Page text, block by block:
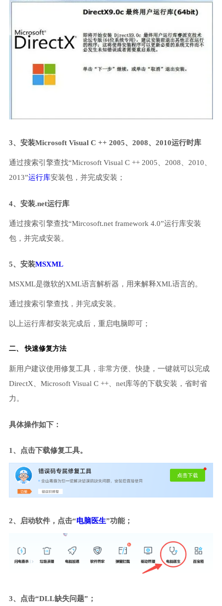
3、安装Microsoft Visual C ++ 2005、2008、2010运行时库
通过搜索引擎查找“Microsoft Visual C ++ 2005、2008、2010、
2013”运行库安装包，并完成安装；
4、安装.net运行库
通过搜索引擎查找“Mircosoft.net framework 4.0”运行库安装
包，并完成安装。
5、安装MSXML
MSXML是微软的XML语言解析器，用来解释XML语言的。
通过搜索引擎查找，并完成安装。
以上运行库都安装完成后，重启电脑即可；
二、 快速修复方法
新用户建议使用修复工具，非常方便、快捷，一键就可以完成
DirectX、Microsoft Visual C ++、net库等的下载安装，省时省
力。
具体操作如下：
1、点击下载修复工具。
2、启动软件，点击“电脑医生”功能；
3、点击“DLL缺失问题”；